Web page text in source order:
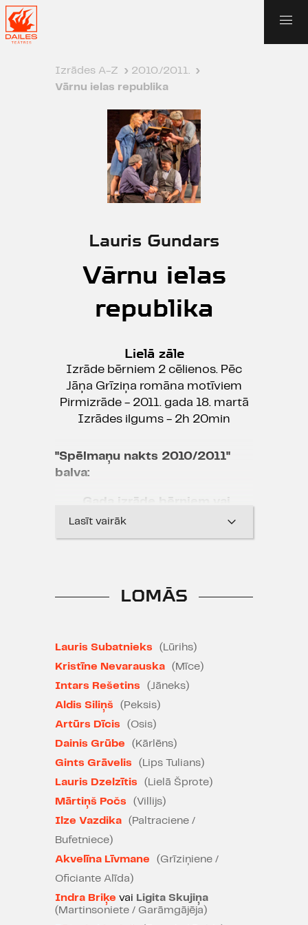
Izrādes A-Z › 2010./2011. ›
Vārnu ielas republika
Lauris Gundars
Vārnu ielas
republika
Lielā zāle
Izrāde bērniem 2 cēlienos. Pēc
Jāņa Grīziņa romāna motīviem
Pirmizrāde - 2011. gada 18. martā
Izrādes ilgums - 2h 20min
"Spēlmaņu nakts 2010/2011"
balva:
Gada izrāde bērniem vai
jauniešiem
Nominācijas "Spēlmaņu nakts
māksliniece - Laura Groza
Gada kustību mākslinieks -
Alberts Kivlenieks
Gada muzikālās partitūras
autors dramatiskajā izrādē
- Goran Gora
Izrāde nominēta laikraksta
"Diena" gada balvai kultūrā.
Lielie nemaz nenojauš, ka blakus
tiem pastāv tik daudzas
bālģīmaino, papuasu un kovboju
valstis ar saviem vadoņiem un
Lasīt vairāk
LOMĀS
Lauris Subatnieks
(Lūrihs)
Kristīne Nevarauska
(Mīce)
Intars Rešetins
(Jāneks)
Aldis Siliņš
(Peksis)
Artūrs Dīcis
(Osis)
Dainis Grūbe
(Kārlēns)
Gints Grāvelis
(Lips Tulians)
Lauris Dzelzītis
(Lielā Šprote)
Mārtiņš Počs
(Villijs)
Ilze Vazdika
(Paltraciene /
Bufetniece)
Akvelīna Līvmane
(Grīziņiene /
Oficiante Alīda)
Indra Briķe vai Ligita Skujiņa
(Martinsoniete / Garāmgājēja)